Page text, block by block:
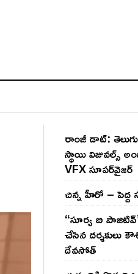
రాంజీ డాట్:
స్థాయి విజువల్స్
VFX సూపర్‌వైజర్
చిన్న హీరో –
“సూర్య బి
చేసిన‌ దర్శకులు
దేవసోత్